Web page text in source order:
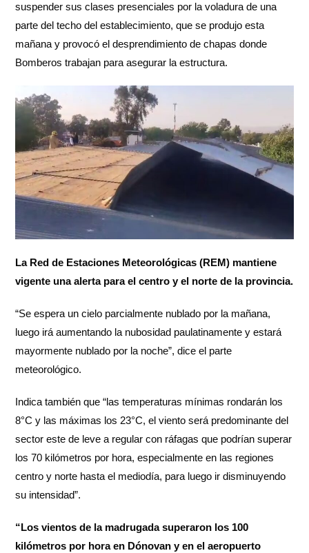
suspender sus clases presenciales por la voladura de una
parte del techo del establecimiento, que se produjo esta
mañana y provocó el desprendimiento de chapas donde
Bomberos trabajan para asegurar la estructura.
La Red de Estaciones Meteorológicas (REM) mantiene
vigente una alerta para el centro y el norte de la provincia.
“Se espera un cielo parcialmente nublado por la mañana,
luego irá aumentando la nubosidad paulatinamente y estará
mayormente nublado por la noche”, dice el parte
meteorológico.
Indica también que “las temperaturas mínimas rondarán los
8°C y las máximas los 23°C, el viento será predominante del
sector este de leve a regular con ráfagas que podrían superar
los 70 kilómetros por hora, especialmente en las regiones
centro y norte hasta el mediodía, para luego ir disminuyendo
su intensidad”.
“Los vientos de la madrugada superaron los 100
kilómetros por hora en Dónovan y en el aeropuerto